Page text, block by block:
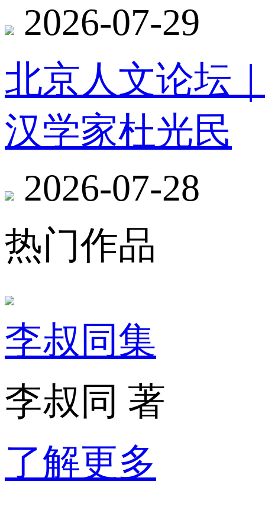
2026-07-29
北京人文论坛
汉学家杜光民
2026-07-28
热门作品
李叔同集
李叔同 著
了解更多